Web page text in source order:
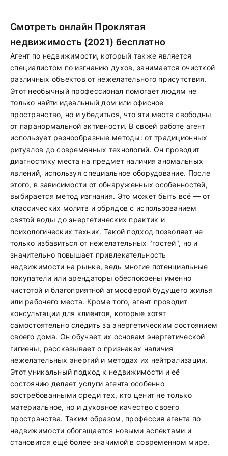
Смотреть онлайн Проклятая
недвижимость (2021) бесплатно
Агент по недвижимости, который также является
специалистом по изгнанию духов, занимается очисткой
различных объектов от нежелательного присутствия.
Этот необычный профессионал помогает людям не
только найти идеальный дом или офисное
пространство, но и убедиться, что эти места свободны
от паранормальной активности. В своей работе агент
использует разнообразные методы: от традиционных
ритуалов до современных технологий. Он проводит
диагностику места на предмет наличия аномальных
явлений, используя специальное оборудование. После
этого, в зависимости от обнаруженных особенностей,
выбирается метод изгнания. Это может быть всё — от
классических молитв и обрядов с использованием
святой воды до энергетических практик и
психологических техник. Такой подход позволяет не
только избавиться от нежелательных "гостей", но и
значительно повышает привлекательность
недвижимости на рынке, ведь многие потенциальные
покупатели или арендаторы обеспокоены именно
чистотой и благоприятной атмосферой будущего жилья
или рабочего места. Кроме того, агент проводит
консультации для клиентов, которые хотят
самостоятельно следить за энергетическим состоянием
своего дома. Он обучает их основам энергетической
гигиены, рассказывает о признаках наличия
нежелательных энергий и методах их нейтрализации.
Этот уникальный подход к недвижимости и её
состоянию делает услуги агента особенно
востребованными среди тех, кто ценит не только
материальное, но и духовное качество своего
пространства. Таким образом, профессия агента по
недвижимости обогащается новыми аспектами и
становится ещё более значимой в современном мире.